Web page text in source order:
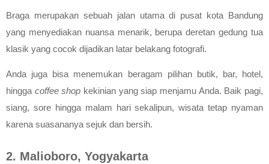
Braga merupakan sebuah jalan utama di pusat kota Bandung
yang menyediakan nuansa menarik, berupa deretan gedung tua
klasik yang cocok dijadikan latar belakang fotografi.
Anda juga bisa menemukan beragam pilihan butik, bar, hotel,
hingga coffee shop kekinian yang siap menjamu Anda. Baik pagi,
siang, sore hingga malam hari sekalipun, wisata tetap nyaman
karena suasananya sejuk dan bersih.
2. Malioboro, Yogyakarta